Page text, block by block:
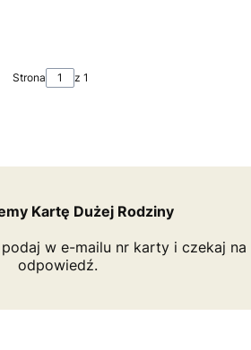
Strona z 1
Kartę Dużej Rodziny
w e-mailu nr karty i czekaj na
odpowiedź.